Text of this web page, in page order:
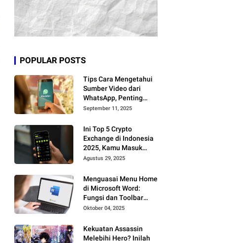
POPULAR POSTS
Tips Cara Mengetahui
Sumber Video dari
WhatsApp, Penting
Kamu Tahu!
September 11, 2025
Ini Top 5 Crypto
Exchange di Indonesia
2025, Kamu Masuk
yang Mana?
Agustus 29, 2025
Menguasai Menu Home
di Microsoft Word:
Fungsi dan Toolbar
Penting
Oktober 04, 2025
Kekuatan Assassin
Melebihi Hero? Inilah